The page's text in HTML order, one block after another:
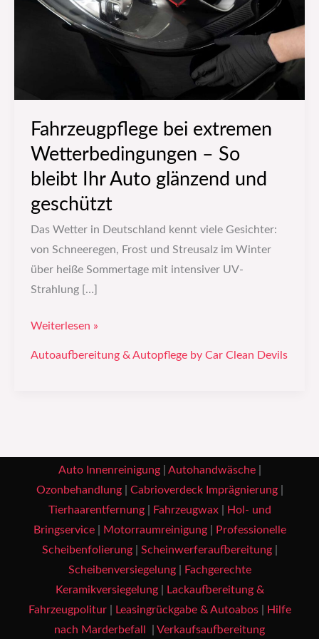
Fahrzeugpflege bei extremen
Wetterbedingungen – So
bleibt Ihr Auto glänzend und
geschützt
Das Wetter in Deutschland kennt viele Gesichter:
von Schneeregen, Frost und Streusalz im Winter
über heiße Sommertage mit intensiver UV-
Strahlung […]
geschützt
Weiterlesen »
Autoaufbereitung & Autopflege by Car Clean Devils
Auto Innenreinigung| Autohandwäsche|
Ozonbehandlung| Cabrioverdeck Imprägnierung|
Tierhaarentfernung| Fahrzeugwax|
Hol- und
Bringservice| Motorraumreinigung|
Professionelle
Scheibenfolierung| Scheinwerferaufbereitung|
Scheibenversiegelung|
Fachgerechte
Keramikversiegelung|
Lackaufbereitung &
Fahrzeugpolitur| Leasingrückgabe & Autoabos|
Hilfe
nach Marderbefall
Verkaufsaufbereitung